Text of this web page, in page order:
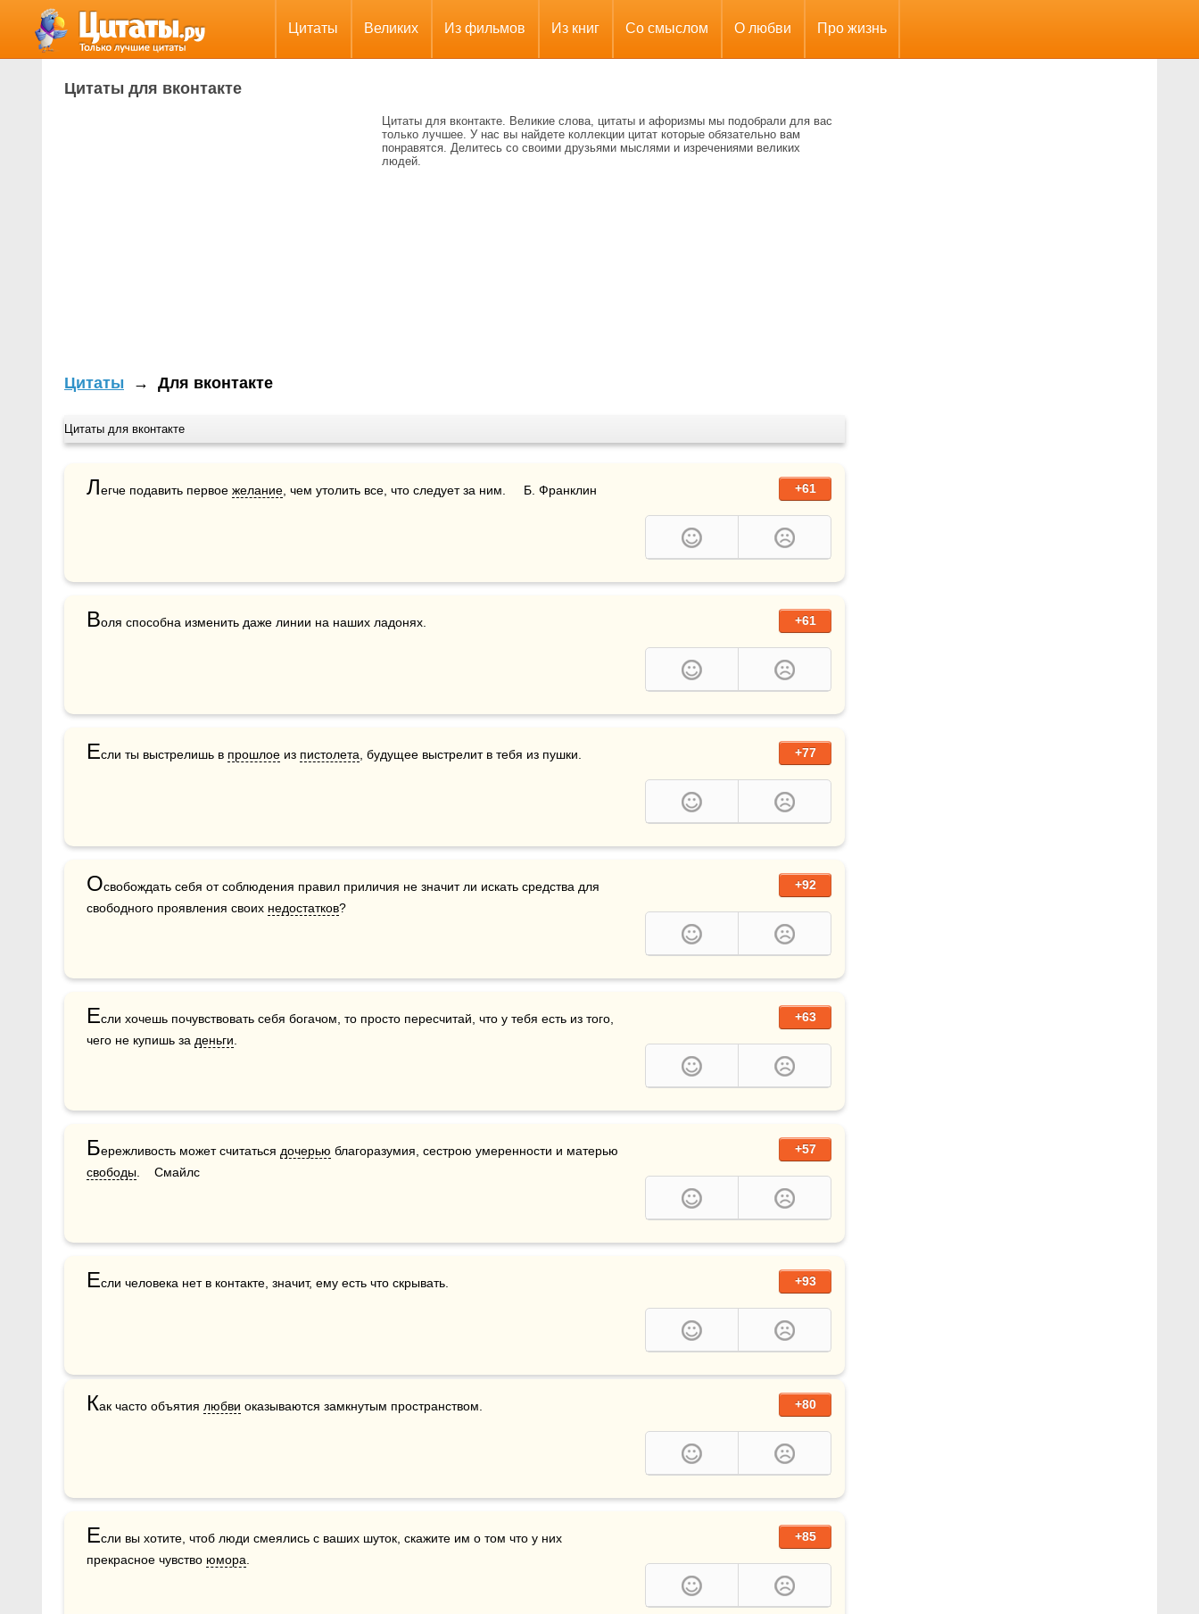
Цитаты Великих Из фильмов Из книг Со смыслом О любви Про жизнь
Цитаты для вконтакте
Цитаты для вконтакте. Великие слова, цитаты и афоризмы мы подобрали для вас
только лучшее. У нас вы найдете коллекции цитат которые обязательно вам
понравятся. Делитесь со своими друзьями мыслями и изречениями великих
людей.
Цитаты → Для вконтакте
Цитаты для вконтакте
+61
Легче подавить первое желание , чем утолить все, что следует за ним.     Б. Франклин
+61
Воля способна изменить даже линии на наших ладонях.
+77
Если ты выстрелишь в прошлое из пистолета , буду­щее выстрелит в тебя из пушки.
+92
Освобождать себя от соблюдения правил приличия не значит ли искать средства для
свободного проявле­ния своих недостатков?
+63
Если хочешь почувствовать себя богачом, то просто пересчитай, что у тебя есть из того,
чего не купишь за деньги
+57
Бережливость может считаться дочерью
свободы .    Смайлс
+93
Если человека нет в контакте, значит, ему есть что скрывать.
+80
Как часто объятия любви оказываются замкнутым пространством.
+85
Если вы хотите, чтоб люди смеялись с ваших шуток, скажите им о том что у них
прекрасное чувство юмора